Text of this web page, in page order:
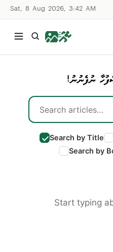
Sat, 8 Aug 2026, 3:42 AM
ނުފެނުނު!
Search by Title
Search by
Start typing